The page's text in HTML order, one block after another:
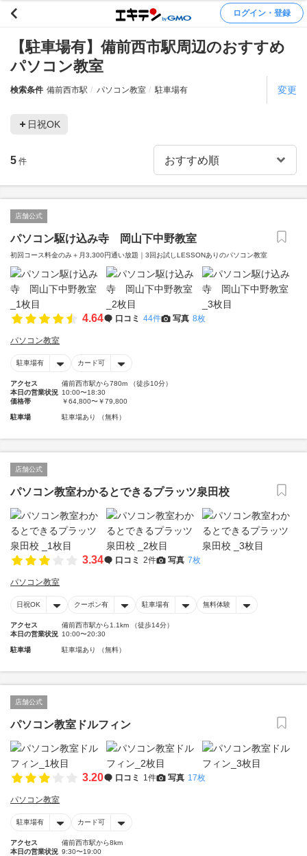
ログイン・登録
【駐車場有】備前西市駅周辺のおすすめ
パソコン教室
検索条件 備前西市駅 パソコン教室 駐車場有 変更
日祝OK
5 件
店舗公式
パソコン駆け込み寺 岡山下中野教室
初回コース料金のみ＋月3,300円通い放題｜3回お試しLESSONありのパソコン教室
4.64 口コミ 44件 写真 8枚
パソコン教室
駐車場有 カード可
アクセス
備前西市駅から780m （徒歩10分）
本日の営業状況 10:00〜18:30
価格帯
￥64,800〜￥79,800
駐車場 駐車場あり （無料）
店舗公式
パソコン教室わかるとできるプラッツ泉田校
3.34 口コミ 2件 写真 7枚
パソコン教室
日祝OK クーポン有 駐車場有 無料体験
アクセス
備前西市駅から1.1km （徒歩14分）
本日の営業状況 10:00〜20:30
駐車場 駐車場あり （無料）
店舗公式
パソコン教室ドルフィン
3.20 口コミ 1件 写真 17枚
パソコン教室
駐車場有 カード可
アクセス
備前西市駅から8km
本日の営業状況 9:30〜19:00